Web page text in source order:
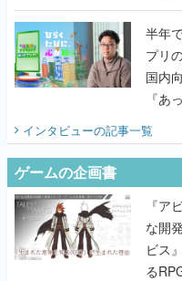
うこ
半年で
プリ
国内
『あ
インタビューの記事一覧
ゲームの企画書
『ア
な開
ビス
る